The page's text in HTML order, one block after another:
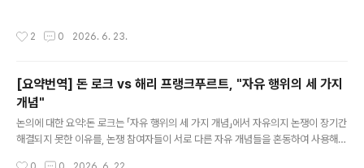
라, 각자가 자신의 삶을 영위하는 데 충분한 것을 소유하는 것이다. 어떤 사람이 다른
하여 필요한 수준에 미달하는가 여부이다. 따라서 평등주의가 문제 삼는 불평등은 실
제로는 대개 빈곤이나 결핍의 문제를 잘못 기술한..
2 0 2026. 6. 23.
[요약번역] 돈 로크 vs 해리 프랭크푸르트, "자유 행위의 세 가지
개념"
논의에 대한 요약:돈 로크는 「자유 행위의 세 가지 개념」에서 자유의지 논쟁이 장기간
해결되지 못한 이유를, 논쟁 참여자들이 서로 다른 자유 개념들을 혼동하여 사용해